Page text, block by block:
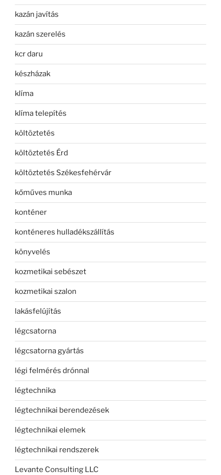
kazán javítás
kazán szerelés
kcr daru
készházak
klíma
klíma telepítés
költöztetés
költöztetés Érd
költöztetés Székesfehérvár
kőműves munka
konténer
konténeres hulladékszállítás
könyvelés
kozmetikai sebészet
kozmetikai szalon
lakásfelújítás
légcsatorna
légcsatorna gyártás
légi felmérés drónnal
légtechnika
légtechnikai berendezések
légtechnikai elemek
légtechnikai rendszerek
Levante Consulting LLC